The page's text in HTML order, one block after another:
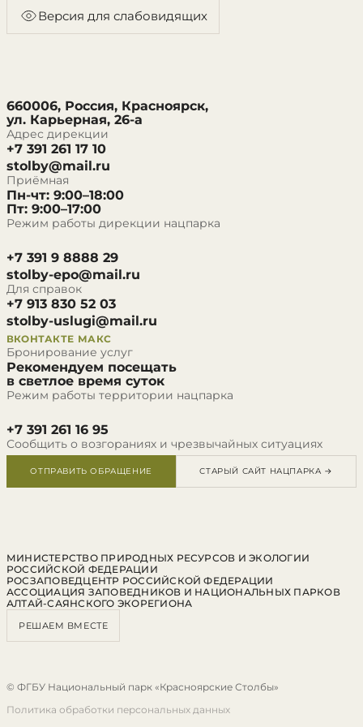
Версия для слабовидящих
660006, Россия, Красноярск,
ул. Карьерная, 26-а
Адрес дирекции
+7 391 261 17 10
stolby@mail.ru
Приёмная
Пн-чт: 9:00–18:00
Пт: 9:00–17:00
Режим работы дирекции нацпарка
+7 391 9 8888 29
stolby-epo@mail.ru
Для справок
+7 913 830 52 03
stolby-uslugi@mail.ru
ВКОНТАКТЕ МАКС
Бронирование услуг
Рекомендуем посещать
в светлое время суток
Режим работы территории нацпарка
+7 391 261 16 95
Сообщить о возгораниях и чрезвычайных ситуациях
ОТПРАВИТЬ ОБРАЩЕНИЕ СТАРЫЙ САЙТ НАЦПАРКА →
МИНИСТЕРСТВО ПРИРОДНЫХ РЕСУРСОВ И ЭКОЛОГИИ
РОССИЙСКОЙ ФЕДЕРАЦИИ
РОСЗАПОВЕДЦЕНТР РОССИЙСКОЙ ФЕДЕРАЦИИ
АССОЦИАЦИЯ ЗАПОВЕДНИКОВ И НАЦИОНАЛЬНЫХ ПАРКОВ
АЛТАЙ-САЯНСКОГО ЭКОРЕГИОНА
РЕШАЕМ ВМЕСТЕ
© ФГБУ Национальный парк «Красноярские Столбы»
Политика обработки персональных данных